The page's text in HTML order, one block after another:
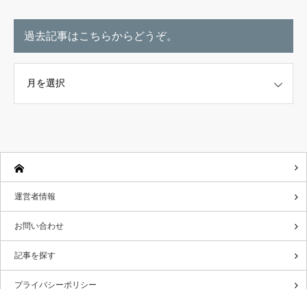
過去記事はこちらからどうぞ。
運営者情報
お問い合わせ
記事を探す
プライバシーポリシー